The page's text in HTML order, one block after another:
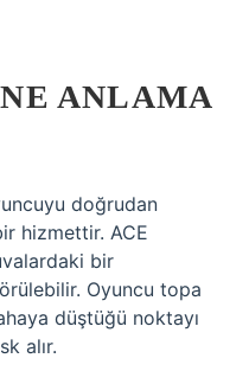
ANLAMA
doğrudan
hizmettir. ACE
bir
Oyuncu topa
düştüğü noktayı
alır.